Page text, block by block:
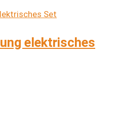
elektrisches